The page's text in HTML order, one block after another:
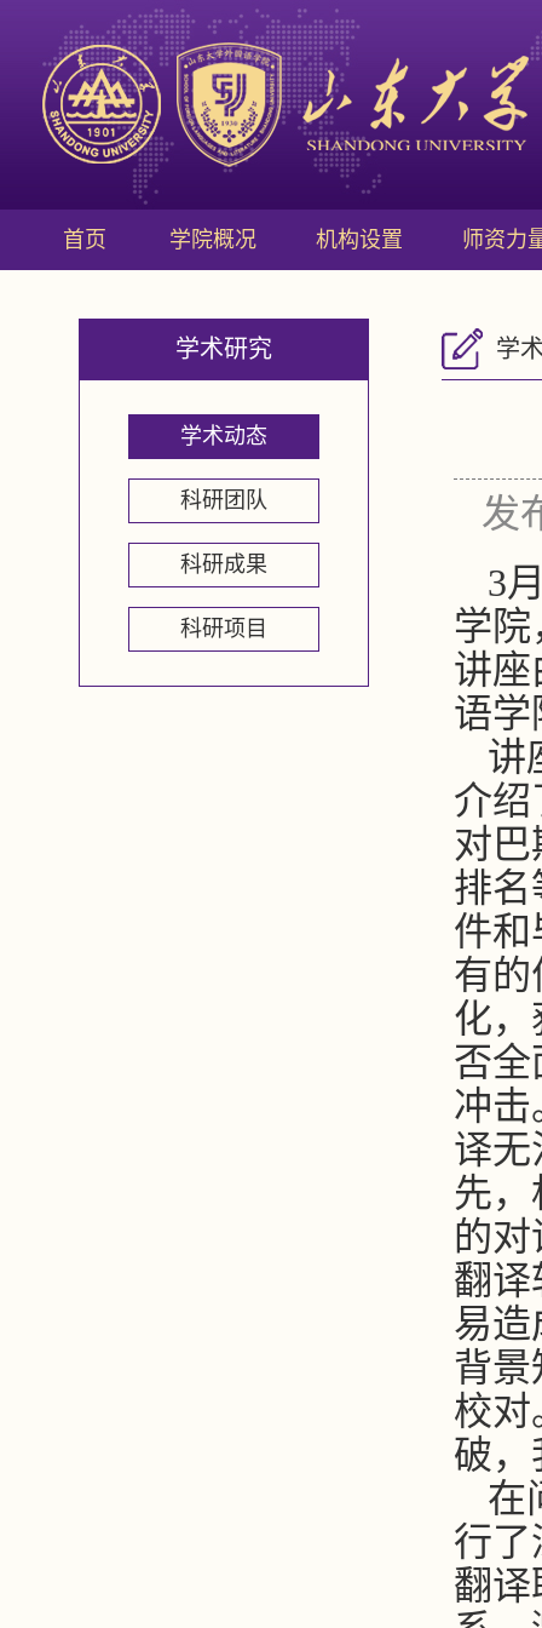
首页 学院概况 机构设置 师资力
学术研究
学术动态
科研团队
科研成果
科研项目
学
发
3
学
讲座
语学
讲
介绍
对
排名
件和
有的
化，
否全
冲击
译无
先
的
翻译
易造
背景
校对
破，
在
行了
翻译